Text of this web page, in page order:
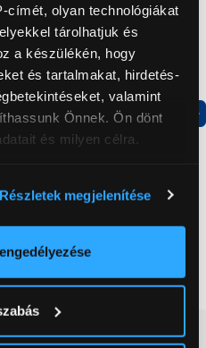
címét, olyan technológiákat
tárolhatjuk és
a készülékén, hogy
és tartalmakat, hirdetés-
valamint
Önnek. Ön dönt
és milyen célra.
pontossággal
annak konkrét
aRészletek
vagy visszavonhatja a
Részletek megjelenítése
Termék adatlap
Gorenje RK4182PW4
119 999 Ft